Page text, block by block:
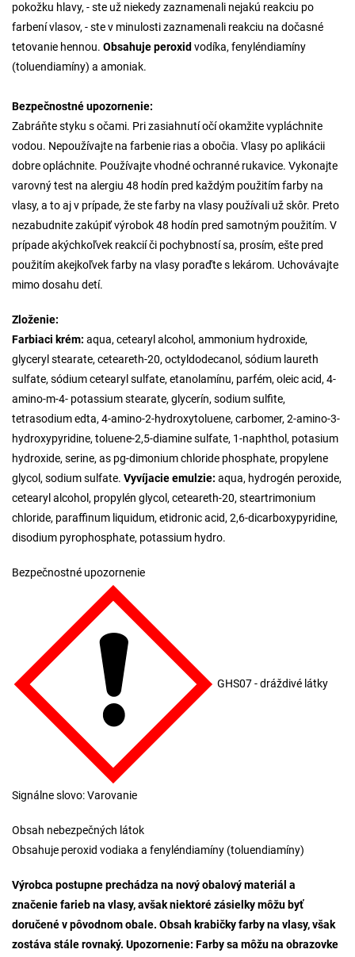
pokožku hlavy, - ste už niekedy zaznamenali nejakú reakciu po
farbení vlasov, - ste v minulosti zaznamenali reakciu na dočasné
tetovanie hennou. Obsahuje peroxid vodíka, fenyléndiamíny
(toluendiamíny) a amoniak.
Bezpečnostné upozornenie:
Zabráňte styku s očami. Pri zasiahnutí očí okamžite vypláchnite
vodou. Nepoužívajte na farbenie rias a obočia. Vlasy po aplikácii
dobre opláchnite. Používajte vhodné ochranné rukavice. Vykonajte
varovný test na alergiu 48 hodín pred každým použitím farby na
vlasy, a to aj v prípade, že ste farby na vlasy používali už skôr. Preto
nezabudnite zakúpiť výrobok 48 hodín pred samotným použitím. V
prípade akýchkoľvek reakcií či pochybností sa, prosím, ešte pred
použitím akejkoľvek farby na vlasy poraďte s lekárom. Uchovávajte
mimo dosahu detí.
Zloženie:
Farbiaci krém: aqua, cetearyl alcohol, ammonium hydroxide,
glyceryl stearate, ceteareth-20, octyldodecanol, sódium laureth
sulfate, sódium cetearyl sulfate, etanolamínu, parfém, oleic acid, 4-
amino-m-4- potassium stearate, glycerín, sodium sulfite,
tetrasodium edta, 4-amino-2-hydroxytoluene, carbomer, 2-amino-3-
hydroxypyridine, toluene-2,5-diamine sulfate, 1-naphthol, potasium
hydroxide, serine, as pg-dimonium chloride phosphate, propylene
glycol, sodium sulfate. Vyvíjacie emulzie: aqua, hydrogén peroxide,
cetearyl alcohol, propylén glycol, ceteareth-20, steartrimonium
chloride, paraffinum liquidum, etidronic acid, 2,6-dicarboxypyridine,
disodium pyrophosphate, potassium hydro.
Bezpečnostné upozornenie
GHS07 - dráždivé látky
Signálne slovo: Varovanie
Obsah nebezpečných látok
Obsahuje peroxid vodiaka a fenyléndiamíny (toluendiamíny)
Výrobca postupne prechádza na nový obalový materiál a
značenie farieb na vlasy, avšak niektoré zásielky môžu byť
doručené v pôvodnom obale. Obsah krabičky farby na vlasy, však
zostáva stále rovnaký. Upozornenie: Farby sa môžu na obrazovke